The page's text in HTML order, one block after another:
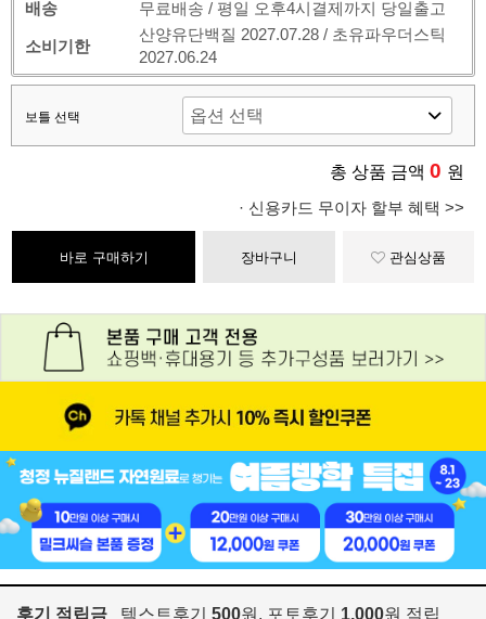
배송
무료배송 / 평일 오후4시결제까지 당일출고
소비기한
산양유단백질 2027.07.28 / 초유파우더스틱
2027.06.24
보틀 선택
총 상품 금액 0 원
· 신용카드 무이자 할부 혜택 >>
바로 구매하기 장바구니 관심상품
후기 적립금 텍스트후기 500원, 포토후기 1,000원 적립